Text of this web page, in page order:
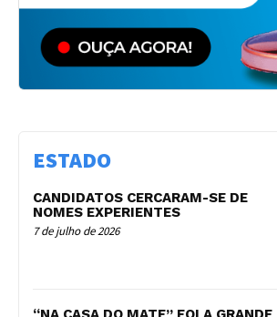
ESTADO
CANDIDATOS CERCARAM-SE DE
NOMES EXPERIENTES
7 de julho de 2026